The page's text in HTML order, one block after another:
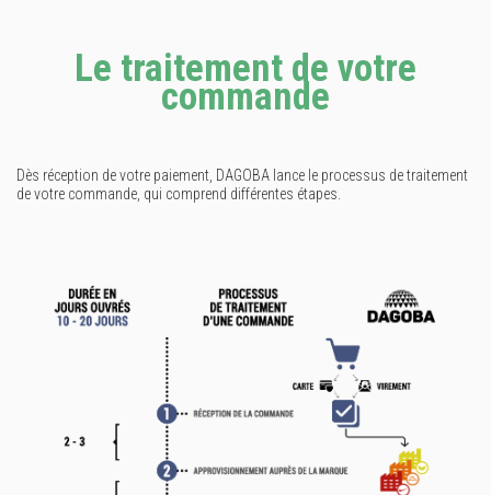
Sacs & Accessoires
Le traitement de votre
commande
Dès réception de votre paiement, DAGOBA lance le processus de traitement
de votre commande, qui comprend différentes étapes.